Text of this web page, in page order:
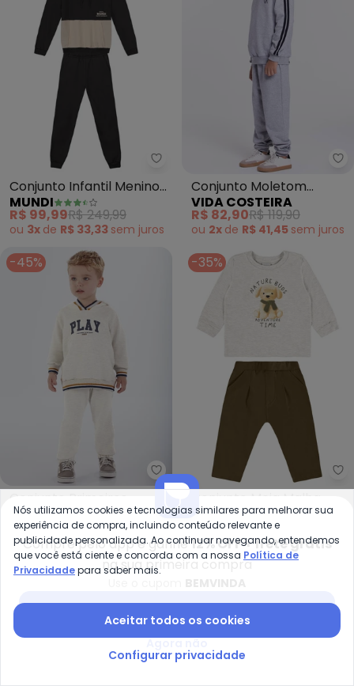
Mundi - Conjunto Infantil
Conjunto Infantil Menino
em Tricoline(Cinza)
MUNDI
R$ 99,99R$ 249,99
ou 3x de R$ 33,33 sem juros
Conjunto Moletom
Infantil Detalhe Faixas
(Mescla)
VIDA COSTEIRA
R$ 82,90R$ 119,90
ou 2x de R$ 41,45 sem juros
-45%
Pulla Bulla - Conjunto
Conjunto Primeiros
Passos Menino Moletom
(Mescla)
PULLA BULLA
R$ 122,36R$ 222,49
ou4xdeR$ 30,59semjuros
-35%
Conjunto Meia Malha
(Mescla)
PULLA BULLA
R$ 126,26R$ 194,25
ou4xdeR$ 31,56semjuros
-40%
Compre pelo app e ganhe12% OFF + frete grátis
na sua primeira compra
Nós utilizamos cookies e tecnologias similares para melhorar sua
experiência de compra, incluindo conteúdo relevante e
publicidade personalizada. Ao continuar navegando, entendemos
que você está ciente e concorda com a nossa Política de
Privacidadepara saber mais.
Aceitar todos os cookies
Configurar privacidade